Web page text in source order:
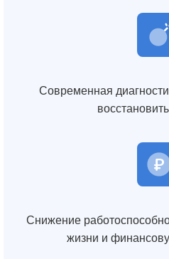
Современная
Снижение
жизни и